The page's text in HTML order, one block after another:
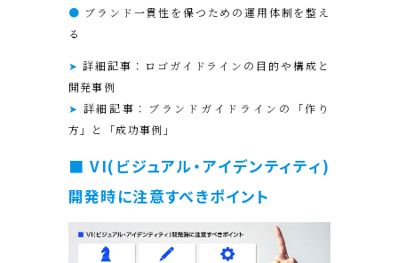
● ブランド一貫性を保つための運用体制を整え
る
➤ 詳細記事：ロゴガイドラインの目的や構成と
開発事例
➤ 詳細記事：ブランドガイドラインの「作り
方」と「成功事例」
■ VI(ビジュアル・アイデンティティ)
開発時に注意すべきポイント